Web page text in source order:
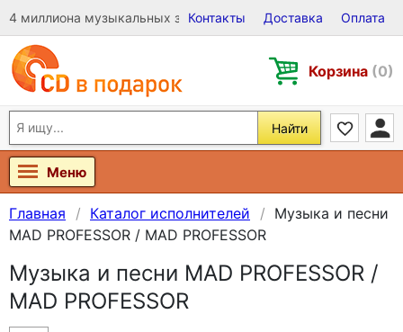
4 миллиона музыкальных записей на Виниле, CD и DVD
Контакты Доставка Оплата
Корзина (0)
Найти
Меню
Главная Каталог исполнителей
Музыка и песни
MAD PROFESSOR / MAD PROFESSOR
Музыка и песни MAD PROFESSOR /
MAD PROFESSOR